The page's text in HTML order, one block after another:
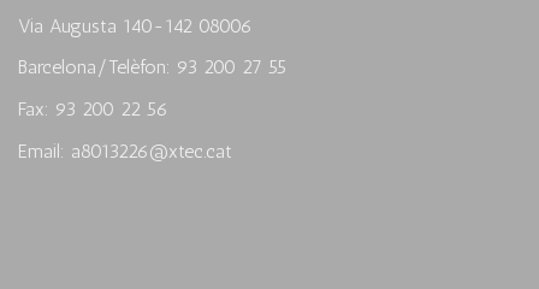
Via Augusta 140-142 08006
Barcelona/Telèfon: 93 200 27 55
Fax: 93 200 22 56
Email: a8013226@xtec.cat